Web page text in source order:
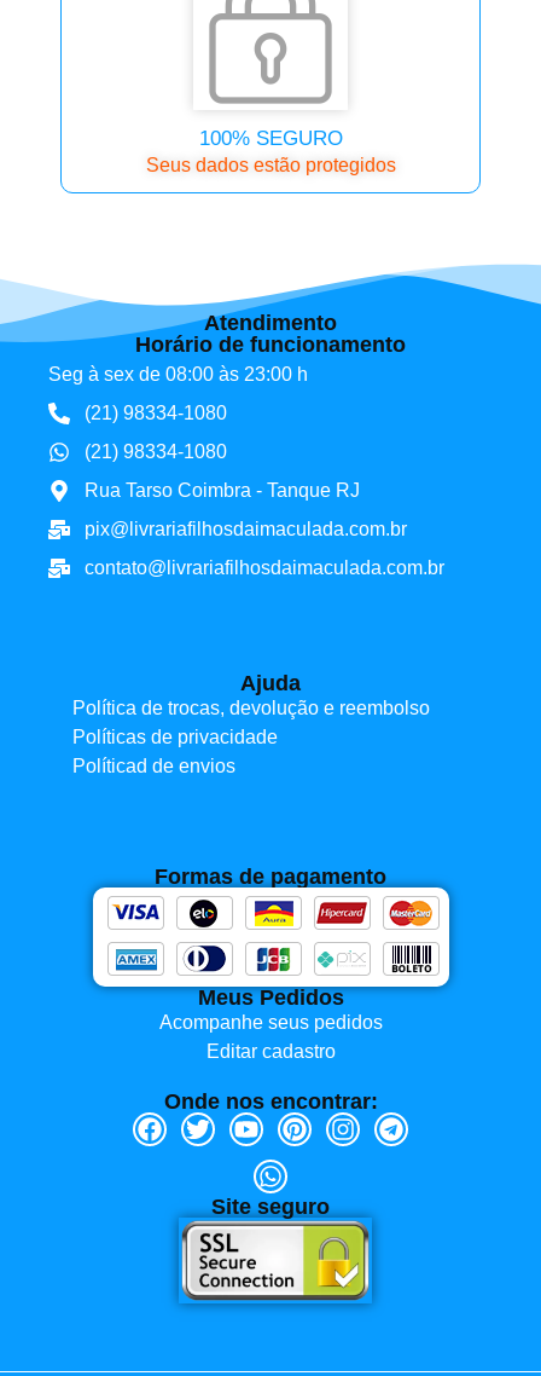
100% SEGURO
Seus dados estão protegidos
Atendimento
Horário de funcionamento
Seg à sex de 08:00 às 23:00 h
(21) 98334-1080
(21) 98334-1080
Rua Tarso Coimbra - Tanque RJ
pix@livrariafilhosdaimaculada.com.br
contato@livrariafilhosdaimaculada.com.br
Ajuda
Política de trocas, devolução e reembolso
Políticas de privacidade
Políticad de envios
Formas de pagamento
Meus Pedidos
Acompanhe seus pedidos
Editar cadastro
Onde nos encontrar:
Site seguro